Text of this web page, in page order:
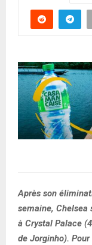
Après son
semaine, Chelsea
à Crystal Palace
de Jorginho).